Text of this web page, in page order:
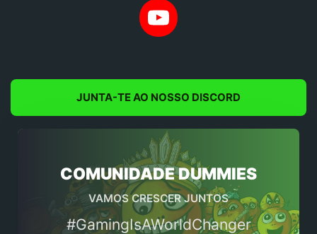
YouTube
JUNTA-TE AO NOSSO DISCORD
COMUNIDADE DUMMIES
VAMOS CRESCER JUNTOS
#GamingIsAWorldChanger